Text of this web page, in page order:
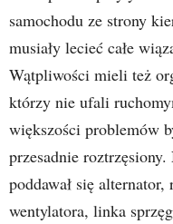
samochodu ze strony
musiały lecieć całe
Wątpliwości mieli też
którzy nie ufali
większości problemów
przesadnie
poddawał się
wentylatora, linka